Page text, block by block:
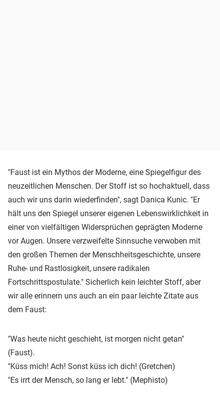
"Faust ist ein Mythos der Moderne, eine Spiegelfigur des
neuzeitlichen Menschen. Der Stoff ist so hochaktuell, dass
auch wir uns darin wiederfinden", sagt Danica Kunic. "Er
hält uns den Spiegel unserer eigenen Lebenswirklichkeit in
einer von vielfältigen Widersprüchen geprägten Moderne
vor Augen. Unsere verzweifelte Sinnsuche verwoben mit
den großen Themen der Menschheitsgeschichte, unsere
Ruhe- und Rastlosigkeit, unsere radikalen
Fortschrittspostulate." Sicherlich kein leichter Stoff, aber
wir alle erinnern uns auch an ein paar leichte Zitate aus
dem Faust:
"Was heute nicht geschieht, ist morgen nicht getan"
(Faust).
"Küss mich! Ach! Sonst küss ich dich! (Gretchen)
"Es irrt der Mensch, so lang er lebt." (Mephisto)